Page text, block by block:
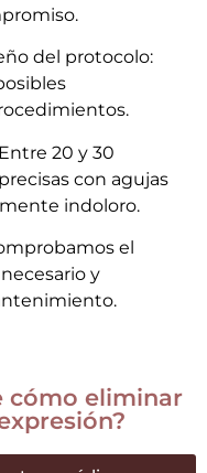
del protocolo:
20 y 30
con agujas
indoloro.
el
y
cómo eliminar